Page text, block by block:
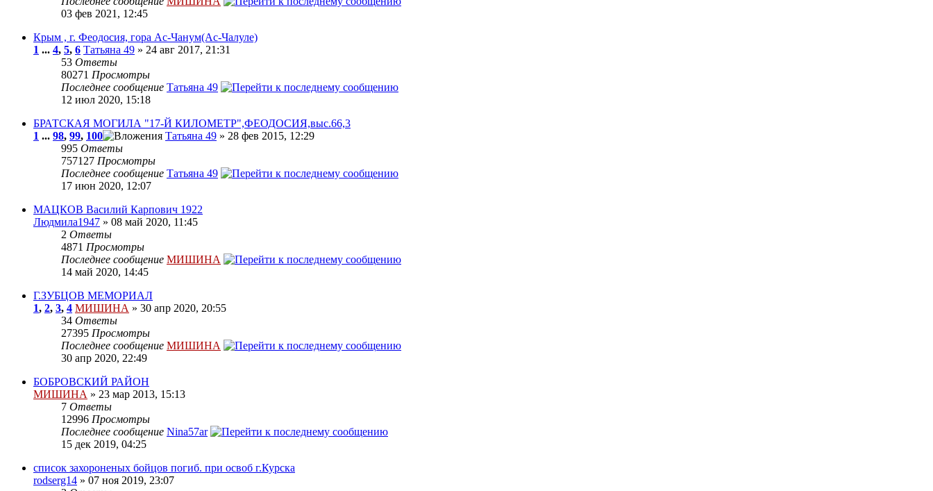
03 фев 2021, 12:45
Крым , г. Феодосия, гора Ас-Чанум(Ас-Чалуле)
1 ... 4, 5, 6 Татьяна 49 » 24 авг 2017, 21:31
53 Ответы
80271 Просмотры
Последнее сообщение Татьяна 49
12 июл 2020, 15:18
БРАТСКАЯ МОГИЛА "17-Й КИЛОМЕТР",ФЕОДОСИЯ,выс.66,3
1 ... 98, 99, 100 Татьяна 49 » 28 фев 2015, 12:29
995 Ответы
757127 Просмотры
Последнее сообщение Татьяна 49
17 июн 2020, 12:07
МАЦКОВ Василий Карпович 1922
Людмила1947 » 08 май 2020, 11:45
2 Ответы
4871 Просмотры
Последнее сообщение МИШИНА
14 май 2020, 14:45
Г.ЗУБЦОВ МЕМОРИАЛ
1, 2, 3, 4 МИШИНА » 30 апр 2020, 20:55
34 Ответы
27395 Просмотры
Последнее сообщение МИШИНА
30 апр 2020, 22:49
БОБРОВСКИЙ РАЙОН
МИШИНА » 23 мар 2013, 15:13
7 Ответы
12996 Просмотры
Последнее сообщение Nina57ar
15 дек 2019, 04:25
список захороненых бойцов погиб. при освоб г.Курска
rodserg14 » 07 ноя 2019, 23:07